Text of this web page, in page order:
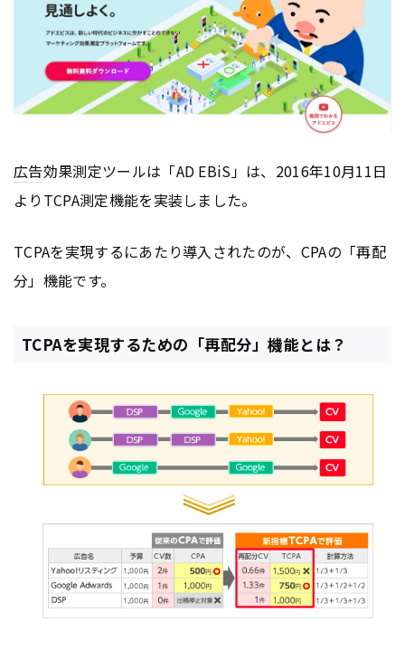
広告効果測定ツールは「AD EBiS」は、2016年10月11日
よりTCPA測定機能を実装しました。
TCPAを実現するにあたり導入されたのが、CPAの「再配
分」機能です。
TCPAを実現するための「再配分」機能とは？